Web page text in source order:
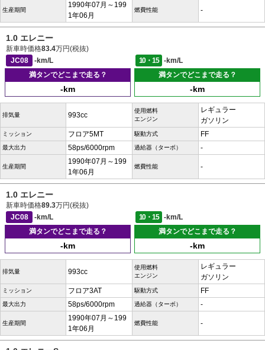
生産期間
1990年07月～199
1年06月
燃費性能 -
1.0 エレニー
新車時価格83.4万円(税抜)
JC08
-km/L 10・15
-km/L
満タンでどこまで走る？
-km
満タンでどこまで走る？
-km
排気量 993cc
使用燃料
エンジン
レギュラー
ガソリン
ミッション フロア5MT 駆動方式 FF
最大出力 58ps/6000rpm 過給器（ターボ） -
生産期間
1990年07月～199
1年06月
燃費性能 -
1.0 エレニー
新車時価格89.3万円(税抜)
JC08
-km/L 10・15
-km/L
満タンでどこまで走る？
-km
満タンでどこまで走る？
-km
排気量 993cc
使用燃料
エンジン
レギュラー
ガソリン
ミッション フロア3AT 駆動方式 FF
最大出力 58ps/6000rpm 過給器（ターボ） -
生産期間
1990年07月～199
1年06月
燃費性能 -